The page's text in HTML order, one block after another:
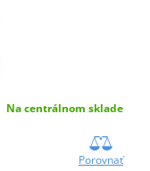
Na centrálnom sklade
Porovnať